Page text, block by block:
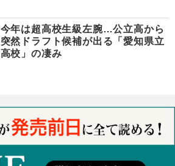
今年は超高校生級左腕…公立高から
突然ドラフト候補が出る「愛知県立
高校」の凄み